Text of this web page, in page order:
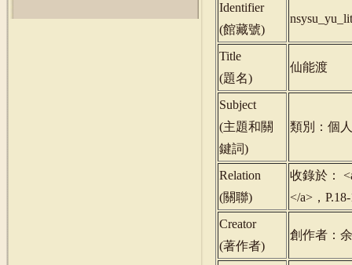
Identifier
(館藏號)
Title
(題名)
仙能渡
Subject
(主題和關
鍵詞)
類別：個
Relation
(關聯)
收錄於：
</a>，
Creator
(著作者)
創作者：